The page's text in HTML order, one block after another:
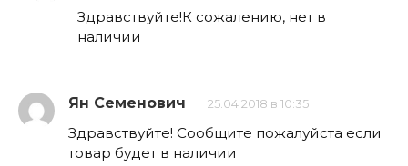
Здравствуйте!К сожалению, нет в
наличии
Ян Семенович 25.04.2018 в 10:35
Здравствуйте! Сообщите пожалуйста если
товар будет в наличии